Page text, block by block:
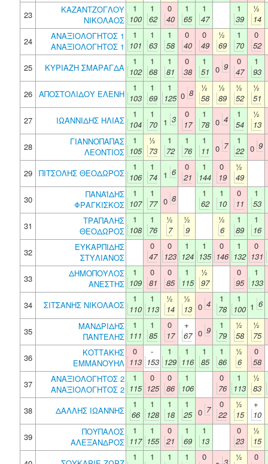
23
ΚΑΖΑΝΤΖΟΓΛΟΥ
ΝΙΚΟΛΑΟΣ
1
100
1
62
0
40
1
65
1
47
1
39
½
14
24
ΑΝΑΞΙΟΛΟΓΗΤΟΣ 1
ΑΝΑΞΙΟΛΟΓΗΤΟΣ 1
1
101
1
63
1
58
0
40
0
49
½
69
1
70
0
52
25
ΚΥΡΙΑΖΗ ΣΜΑΡΑΓΔΑ
1
102
1
68
1
81
0
38
1
51 0 9
0
47
1
93
26
ΑΠΟΣΤΟΛΙΔΟΥ ΕΛΕΝΗ
1
103
1
69
1
125 0 8
½
58
½
89
½
52
½
51
27
ΙΩΑΝΝΙΔΗΣ ΗΛΙΑΣ
1
104
1
70
1 3
0
17
1
78 0 4
1
54
½
13
28
ΓΙΑΝΝΟΠΑΠΑΣ
ΛΕΟΝΤΙΟΣ
1
105
½
73
1
72
1
76
1
11 0 7
1
22 0 9
29 ΠΙΤΣΟΛΗΣ ΘΕΟΔΩΡΟΣ
1
106
1
74
1 6
0
21
1
144
0
19
½
49
30
ΠΑΝΑΪΔΗΣ
ΦΡΑΓΚΙΣΚΟΣ
1
107
1
77 0 8
1
62
1
10
0
11
1
53
31
ΤΡΑΠΑΛΗΣ
ΘΕΟΔΩΡΟΣ
1
108
1
76
½
7
½
9
½
6
1
89
1
16
32
ΕΥΚΑΡΠΙΔΗΣ
ΣΤΥΛΙΑΝΟΣ
0
47
0
123
1
124
1
135
0
146
1
132
0
131
33
ΔΗΜΟΠΟΥΛΟΣ
ΑΝΕΣΤΗΣ
1
109
0
81
0
85
1
115
½
97
0
95
1
133
34
ΣΙΤΣΑΝΗΣ ΝΙΚΟΛΑΟΣ
1
110
1
113
½
14
½
13 0 4
1
78
1
100 1 6
35
ΜΑΝΔΡΙΔΗΣ
ΠΑΝΤΕΛΗΣ
1
111
1
85
0
17
+
67 0 9
1
79
½
58
½
75
36
ΚΟΤΤΑΚΗΣ
ΕΜΜΑΝΟΥΗΛ
0
113
-
153
1
129
1
116
1
85
1
86
½
6
0
58
37
ΑΝΑΞΙΟΛΟΓΗΤΟΣ 2
ΑΝΑΞΙΟΛΟΓΗΤΟΣ 2
1
115
0
125
0
86
1
106
0
76
1
113
½
83
38
ΔΑΛΛΗΣ ΙΩΑΝΝΗΣ
1
66
1
128
1
18
1
25 0 7
0
22
½
15
+
10
39
ΠΟΥΠΑΛΟΣ
ΑΛΕΞΑΝΔΡΟΣ
1
117
1
155
0
21
1
69
1
13
0
23
½
15
1
1
1
1
0
½
0